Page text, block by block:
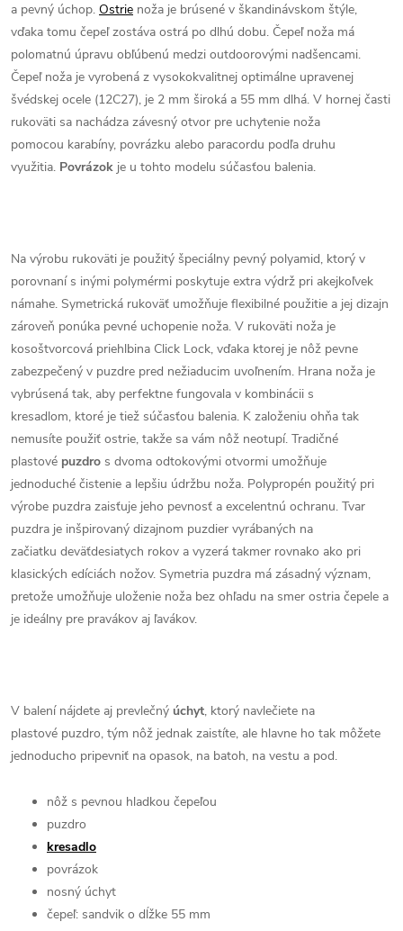
a pevný úchop. Ostrie noža je brúsené v škandinávskom štýle,
vďaka tomu čepeľ zostáva ostrá po dlhú dobu. Čepeľ noža má
polomatnú úpravu obľúbenú medzi outdoorovými nadšencami.
Čepeľ noža je vyrobená z vysokokvalitnej optimálne upravenej
švédskej ocele (12C27), je 2 mm široká a 55 mm dlhá. V hornej časti
rukoväti sa nachádza závesný otvor pre uchytenie noža
pomocou karabíny, povrázku alebo paracordu podľa druhu
využitia. Povrázok je u tohto modelu súčasťou balenia.
Na výrobu rukoväti je použitý špeciálny pevný polyamid, ktorý v
porovnaní s inými polymérmi poskytuje extra výdrž pri akejkoľvek
námahe. Symetrická rukoväť umožňuje flexibilné použitie a jej dizajn
zároveň ponúka pevné uchopenie noža. V rukoväti noža je
kosoštvorcová priehlbina Click Lock, vďaka ktorej je nôž pevne
zabezpečený v puzdre pred nežiaducim uvoľnením. Hrana noža je
vybrúsená tak, aby perfektne fungovala v kombinácii s
kresadlom, ktoré je tiež súčasťou balenia. K založeniu ohňa tak
nemusíte použiť ostrie, takže sa vám nôž neotupí. Tradičné
plastové puzdro s dvoma odtokovými otvormi umožňuje
jednoduché čistenie a lepšiu údržbu noža. Polypropén použitý pri
výrobe puzdra zaisťuje jeho pevnosť a excelentnú ochranu. Tvar
puzdra je inšpirovaný dizajnom puzdier vyrábaných na
začiatku deväťdesiatych rokov a vyzerá takmer rovnako ako pri
klasických edíciách nožov. Symetria puzdra má zásadný význam,
pretože umožňuje uloženie noža bez ohľadu na smer ostria čepele a
je ideálny pre pravákov aj ľavákov.
V balení nájdete aj prevlečný úchyt, ktorý navlečiete na
plastové puzdro, tým nôž jednak zaistíte, ale hlavne ho tak môžete
jednoducho pripevniť na opasok, na batoh, na vestu a pod.
nôž s pevnou hladkou čepeľou
puzdro
kresadlo
povrázok
nosný úchyt
čepeľ: sandvik o dĺžke 55 mm